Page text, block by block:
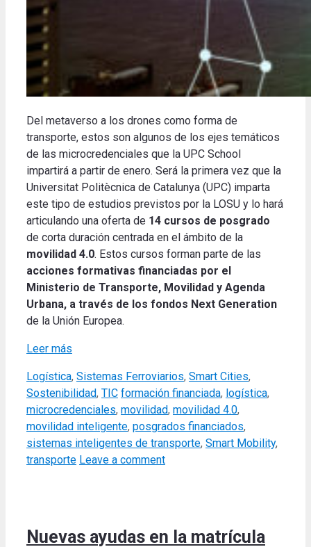
Del metaverso a los drones como forma de
transporte, estos son algunos de los ejes temáticos
de las microcredenciales que la UPC School
impartirá a partir de enero. Será la primera vez que la
Universitat Politècnica de Catalunya (UPC) imparta
este tipo de estudios previstos por la LOSU y lo hará
articulando una oferta de 14 cursos de posgrado
de corta duración centrada en el ámbito de la
movilidad 4.0. Estos cursos forman parte de las
acciones formativas financiadas por el
Ministerio de Transporte, Movilidad y Agenda
Urbana, a través de los fondos Next Generation
de la Unión Europea.
Leer más
Categories
Logística, Sistemas Ferroviarios, Smart Cities,
Sostenibilidad, TIC Tags
formación financiada, logística,
microcredenciales, movilidad, movilidad 4.0,
movilidad inteligente, posgrados financiados,
sistemas inteligentes de transporte, Smart Mobility,
transporte Leave a comment
Nuevas ayudas en la matrícula